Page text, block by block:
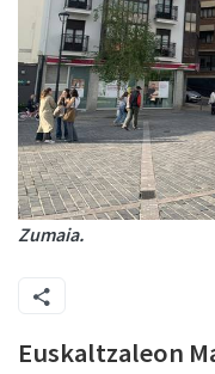
Zumaia.
Euskaltzaleon